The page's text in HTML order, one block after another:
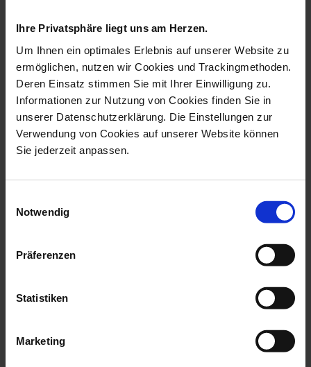
Ihre Privatsphäre liegt uns am Herzen.
Um Ihnen ein optimales Erlebnis auf unserer Website zu
ermöglichen, nutzen wir Cookies und Trackingmethoden.
Deren Einsatz stimmen Sie mit Ihrer Einwilligung zu.
Informationen zur Nutzung von Cookies finden Sie in
unserer Datenschutzerklärung. Die Einstellungen zur
Verwendung von Cookies auf unserer Website können
Sie jederzeit anpassen.
Notwendig
Präferenzen
Statistiken
Marketing
Bouquet, 75...
$2,284.00
Bracelet Royal Blossom